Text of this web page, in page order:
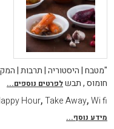
"מטבח | היסטוריה | תרבות |
חומוס , תבשלפרטים נוספים...
Hour,Take Away,Wi fi
מידע נוסף...